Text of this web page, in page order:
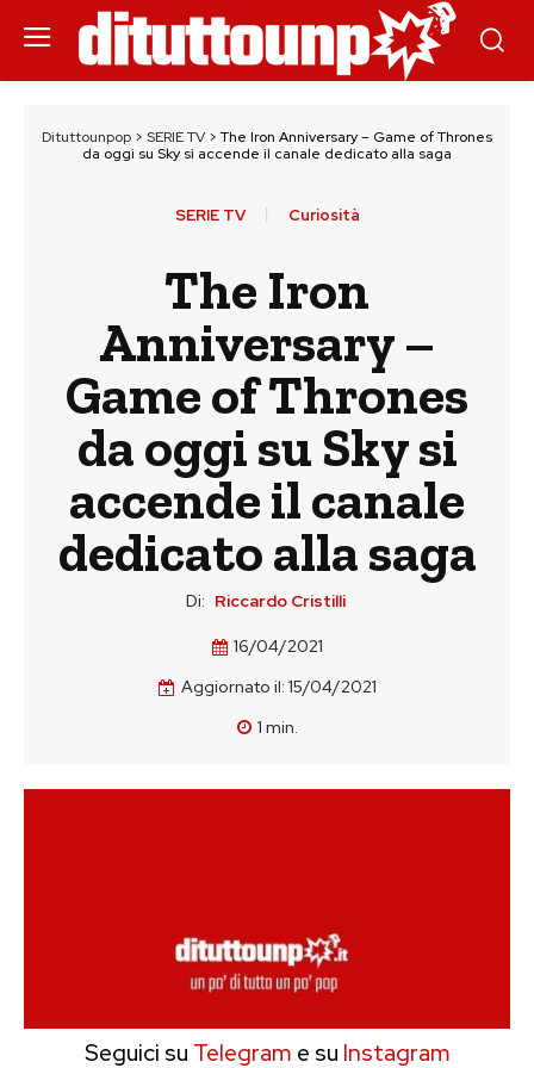
Dituttounpop > SERIE TV > The Iron Anniversary – Game of Thrones
da oggi su Sky si accende il canale dedicato alla saga
SERIE TV Curiosità
The Iron
Anniversary –
Game of Thrones
da oggi su Sky si
accende il canale
dedicato alla saga
Di: Riccardo Cristilli
16/04/2021
Aggiornato il: 15/04/2021
1 min.
Seguici su Telegram e su Instagram